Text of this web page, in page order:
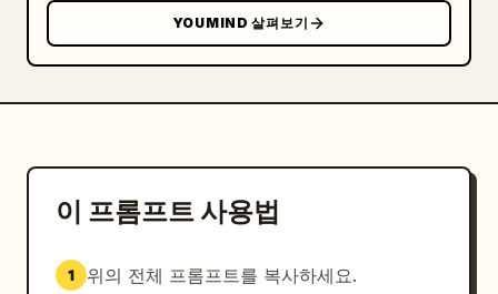
림자, 부드럽고 따뜻한 피부 하이라이트, 높은 대비,
자연스러운 피부 질감, 반사되는 유리, 은은한 안개,
미니멀한 세트 디자인, 시적인 취약함.
YOUMIND 살펴보기
이 프롬프트 사용법
1 위의 전체 프롬프트를 복사하세요.